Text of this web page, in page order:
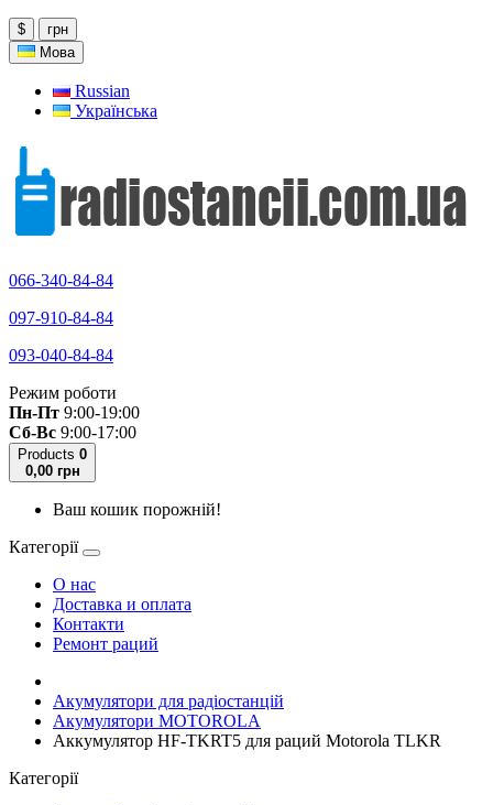
$
грн
Мова
Russian
Українська
066-340-84-84
097-910-84-84
093-040-84-84
Режим роботи
Пн-Пт 9:00-19:00
Сб-Вс 9:00-17:00
Products 0
0,00 грн
Ваш кошик порожній!
Категорії
О нас
Доставка и оплата
Контакти
Ремонт раций
Акумулятори для радіостанцій
Акумулятори MOTOROLA
Аккумулятор HF-TKRT5 для раций Motorola TLKR
Категорії